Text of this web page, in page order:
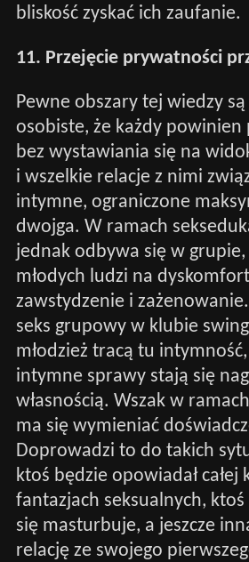
bliskość zyskać ich zaufanie.
11. Przejęcie prywatności
Pewne obszary tej wiedzy
osobiste, że każdy powinien
bez wystawiania się na
i wszelkie relacje z nimi
intymne, ograniczone
dwojga. W ramach
jednak odbywa się w grupie,
młodych ludzi na
zawstydzenie i
seks grupowy w klubie
młodzież tracą tu
intymne sprawy stają się
własnością. Wszak w
ma się wymieniać
Doprowadzi to do takich
ktoś będzie opowiadał całej
fantazjach seksualnych,
się masturbuje, a jeszcze
relację ze swojego